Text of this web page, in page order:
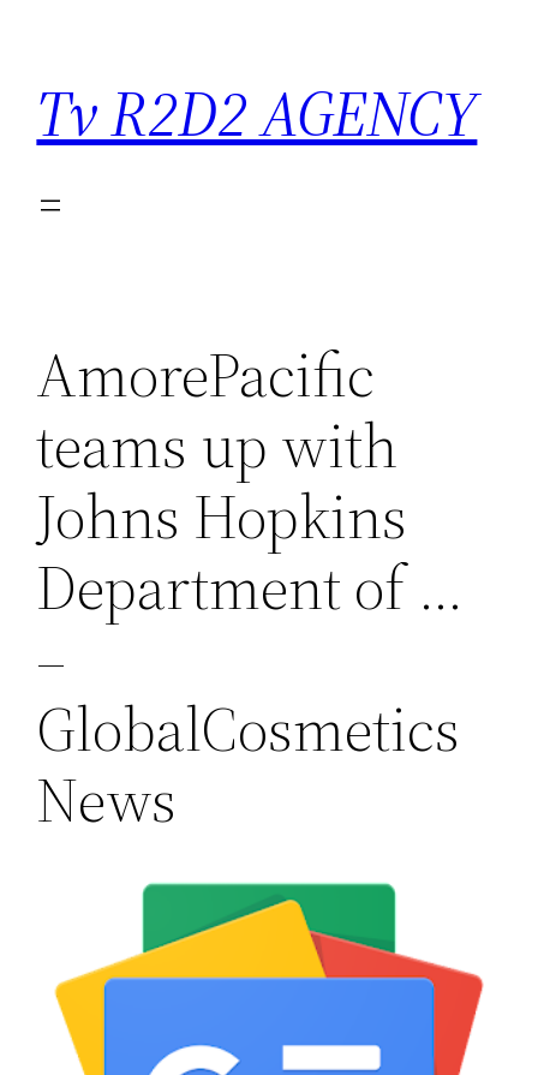
conteúdo
Tv R2D2 AGENCY
AmorePacific
teams up with
Johns Hopkins
Department of …
–
GlobalCosmetics
News